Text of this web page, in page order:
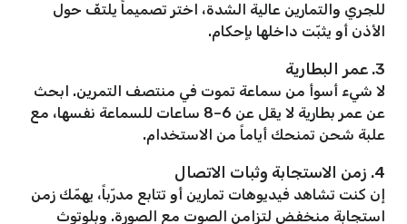
للجري والتمارين عالية الشدة، اختر تصميماً يلتفّ حول
الأذن أو يثبّت داخلها بإحكام.
3. عمر البطارية
لا شيء أسوأ من سماعة تموت في منتصف التمرين. ابحث
عن عمر بطارية لا يقل عن 6–8 ساعات للسماعة نفسها، مع
علبة شحن تمنحك أياماً من الاستخدام.
4. زمن الاستجابة وثبات الاتصال
إن كنت تشاهد فيديوهات تمارين أو تتابع مدرّباً، يهمّك زمن
استجابة منخفض لتزامن الصوت مع الصورة. وبلوتوث